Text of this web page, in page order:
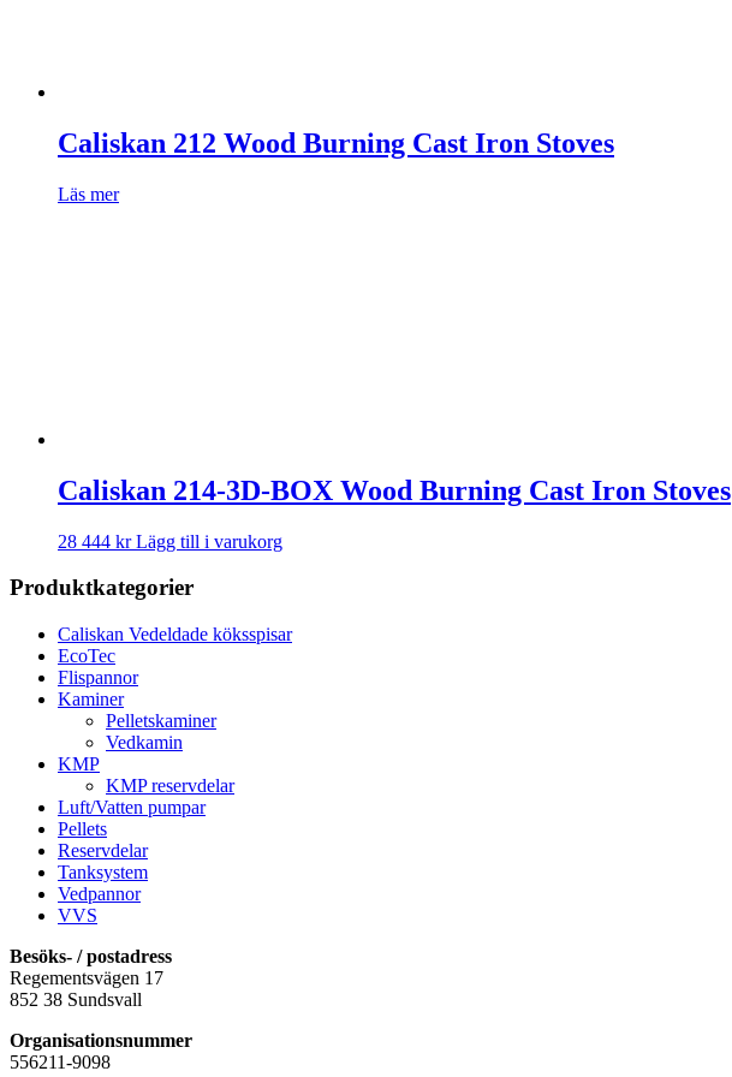
Caliskan 212 Wood Burning Cast Iron Stoves
Läs mer
Caliskan 214-3D-BOX Wood Burning Cast Iron Stoves
28 444 kr Lägg till i varukorg
Produktkategorier
Caliskan Vedeldade köksspisar
EcoTec
Flispannor
Kaminer
Pelletskaminer
Vedkamin
KMP
KMP reservdelar
Luft/Vatten pumpar
Pellets
Reservdelar
Tanksystem
Vedpannor
VVS
Besöks- / postadress
Regementsvägen 17
852 38 Sundsvall
Organisationsnummer
556211-9098